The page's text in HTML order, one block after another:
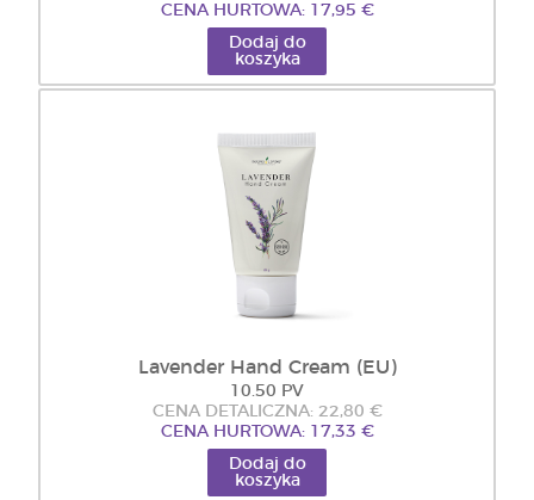
CENA HURTOWA: 17,95 €
Dodaj do
koszyka
Lavender Hand Cream (EU)
10.50 PV
CENA DETALICZNA: 22,80 €
CENA HURTOWA: 17,33 €
Dodaj do
koszyka